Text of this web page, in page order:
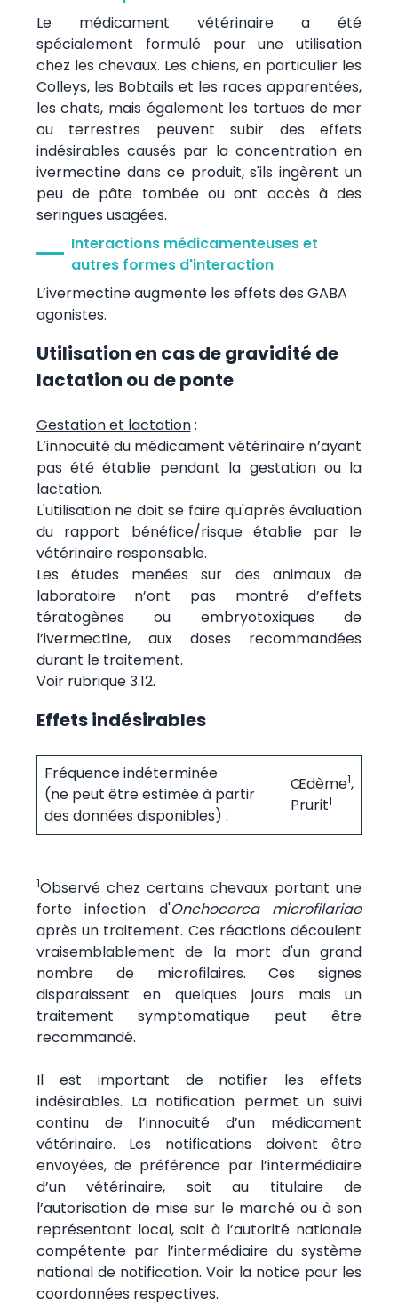
Le médicament vétérinaire a été
spécialement formulé pour une utilisation
chez les chevaux. Les chiens, en particulier les
Colleys, les Bobtails et les races apparentées,
les chats, mais également les tortues de mer
ou terrestres peuvent subir des effets
indésirables causés par la concentration en
ivermectine dans ce produit, s'ils ingèrent un
peu de pâte tombée ou ont accès à des
seringues usagées.
Interactions médicamenteuses et
autres formes d'interaction
L’ivermectine augmente les effets des GABA
agonistes.
Utilisation en cas de gravidité de
lactation ou de ponte
Gestation et lactation:
L’innocuité du médicament vétérinaire n’ayant
pas été établie pendant la gestation ou la
lactation.
L'utilisation ne doit se faire qu'après évaluation
du rapport bénéfice/risque établie par le
vétérinaire responsable.
Les études menées sur des animaux de
laboratoire n’ont pas montré d’effets
tératogènes ou embryotoxiques de
l’ivermectine, aux doses recommandées
durant le traitement.
Voir rubrique 3.12.
Effets indésirables
Fréquence indéterminée
(ne peut être estimée à partir
des données disponibles) :
Œdème1,
Prurit1
1Observé chez certains chevaux portant une
forte infection d'Onchocerca microfilariae
après un traitement. Ces réactions découlent
vraisemblablement de la mort d'un grand
nombre de microfilaires. Ces signes
disparaissent en quelques jours mais un
traitement symptomatique peut être
recommandé.
Il est important de notifier les effets
indésirables. La notification permet un suivi
continu de l’innocuité d’un médicament
vétérinaire. Les notifications doivent être
envoyées, de préférence par l’intermédiaire
d’un vétérinaire, soit au titulaire de
l’autorisation de mise sur le marché ou à son
représentant local, soit à l’autorité nationale
compétente par l’intermédiaire du système
national de notification. Voir la notice pour les
coordonnées respectives.